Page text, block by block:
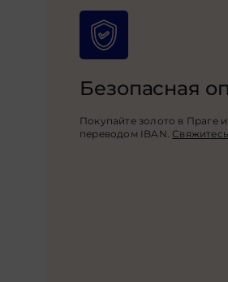
Безопасная
Покупайте золото в Праге
переводом IBAN. Свяжитесь